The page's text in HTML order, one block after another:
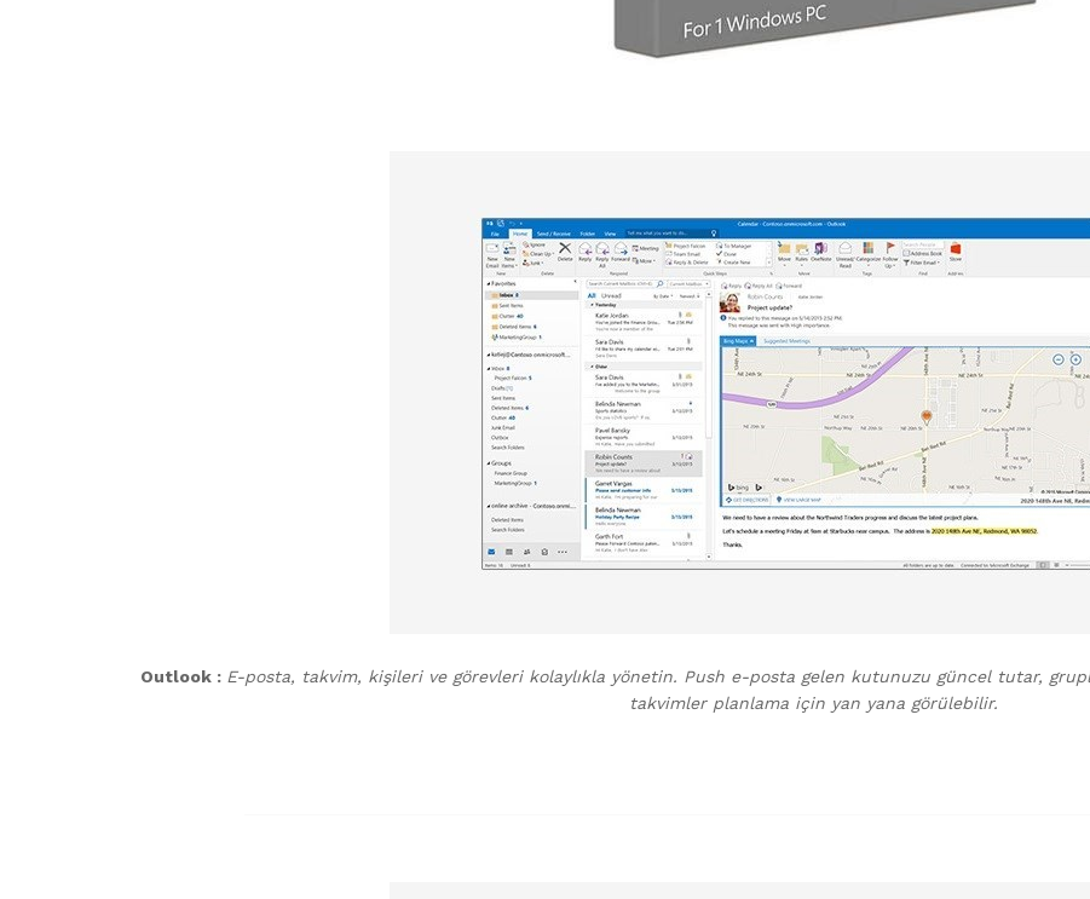
Outlook : E-posta, takvim, kişileri ve görevleri kolaylıkla yönetin. Push e-posta gelen kutunuzu güncel tutar,
takvimler planlama için yan yana görülebilir.